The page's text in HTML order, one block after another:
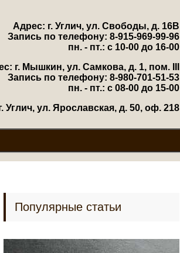
Адрес: г. Углич, ул. Свободы, д. 16В
Запись по телефону: 8-915-969-99-96
пн. - пт.: с 10-00 до 16-00
г. Мышкин, ул. Самкова, д. 1, пом. III
Запись по телефону: 8-980-701-51-53
пн. - пт.: с 08-00 до 15-00
Углич, ул. Ярославская, д. 50, оф. 218
Популярные статьи